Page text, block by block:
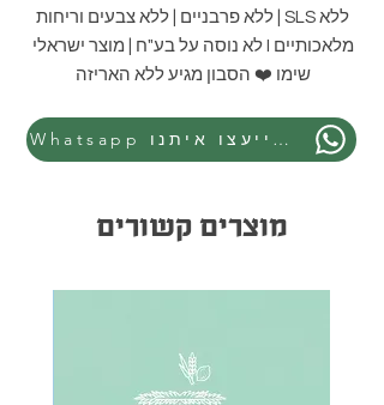
ללא SLS | ללא פרבניים | ללא צבעים וריחות
מלאכותיים I לא נוסה על בע"ח | מוצר ישראלי
שימו ❤️ הסבון מגיע ללא האריזה
Whatsapp התייעצו איתנו
מוצרים קשורים